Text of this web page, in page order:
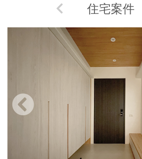
住宅案件
上一張